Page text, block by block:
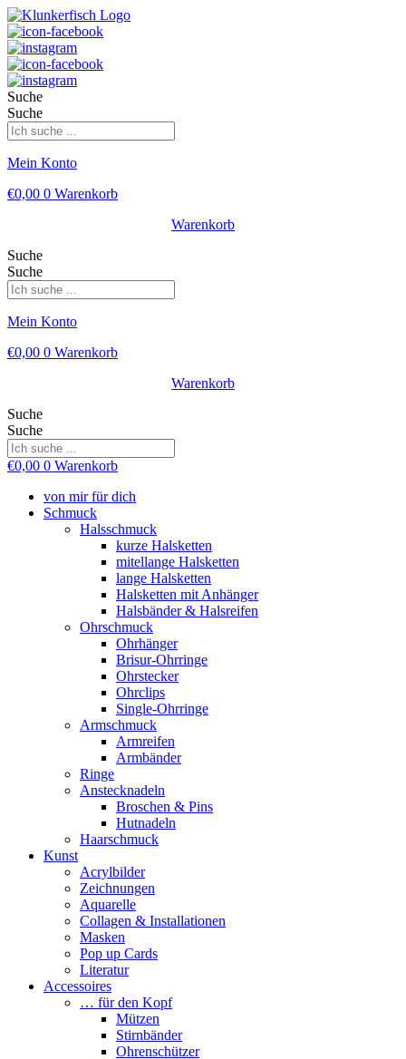
Suche
Suche
Mein Konto
€0,00 0 Warenkorb
Warenkorb
Suche
Suche
Mein Konto
€0,00 0 Warenkorb
Warenkorb
Suche
Suche
€0,00 0 Warenkorb
von mir für dich
Schmuck
Halsschmuck
kurze Halsketten
mitellange Halsketten
lange Halsketten
Halsketten mit Anhänger
Halsbänder & Halsreifen
Ohrschmuck
Ohrhänger
Brisur-Ohrringe
Ohrstecker
Ohrclips
Single-Ohrringe
Armschmuck
Armreifen
Armbänder
Ringe
Anstecknadeln
Broschen & Pins
Hutnadeln
Haarschmuck
Kunst
Acrylbilder
Zeichnungen
Aquarelle
Collagen & Installationen
Masken
Pop up Cards
Literatur
Accessoires
… für den Kopf
Mützen
Stirnbänder
Ohrenschützer